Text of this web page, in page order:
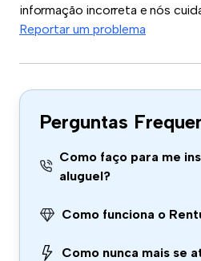
informação incorreta e nós
Reportar um problema
Perguntas
Como faço para me
aluguel?
Como funciona o
Como nunca mais se